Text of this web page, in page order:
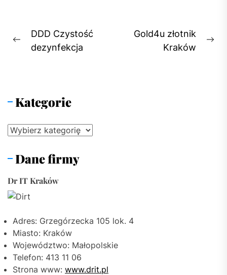
Nawigacja
wpisu
Previous
DDD Czystość
dezynfekcja
Gold4u złotnik
Kraków
Kategorie
Kategorie
Dane firmy
Dr IT Kraków
Adres: Grzegórzecka 105 lok. 4
Miasto: Kraków
Województwo: Małopolskie
Telefon: 413 11 06
Strona www: www.drit.pl